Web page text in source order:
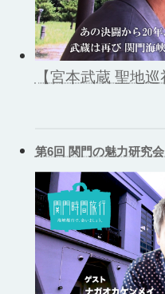
【宮本武蔵 聖地
第6回 関門の魅力研究